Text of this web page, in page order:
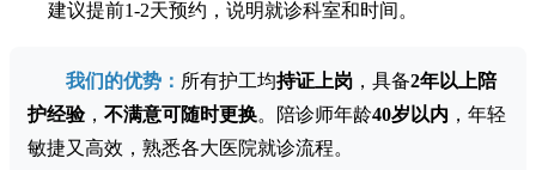
建议提前1-2天预约，说明就诊科室和时间。
我们的优势： 所有护工均持证上岗 ，具备2年以上陪
护经验， 不满意可随时更换。陪诊师年龄40岁以内 ，年轻
敏捷又高效，熟悉各大医院就诊流程。